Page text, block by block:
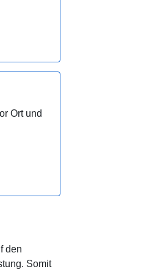
Ort und
den
Somit